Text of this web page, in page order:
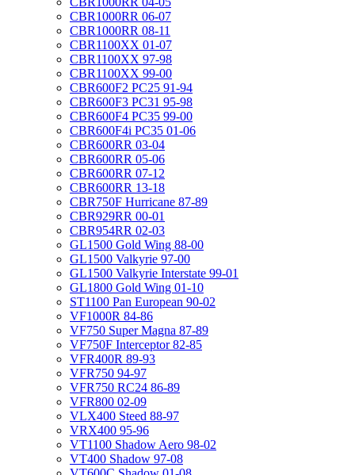
CBR1000RR 06-07
CBR1000RR 08-11
CBR1100XX 01-07
CBR1100XX 97-98
CBR1100XX 99-00
CBR600F2 PC25 91-94
CBR600F3 PC31 95-98
CBR600F4 PC35 99-00
CBR600F4i PC35 01-06
CBR600RR 03-04
CBR600RR 05-06
CBR600RR 07-12
CBR600RR 13-18
CBR750F Hurricane 87-89
CBR929RR 00-01
CBR954RR 02-03
GL1500 Gold Wing 88-00
GL1500 Valkyrie 97-00
GL1500 Valkyrie Interstate 99-01
GL1800 Gold Wing 01-10
ST1100 Pan European 90-02
VF1000R 84-86
VF750 Super Magna 87-89
VF750F Interceptor 82-85
VFR400R 89-93
VFR750 94-97
VFR750 RC24 86-89
VFR800 02-09
VLX400 Steed 88-97
VRX400 95-96
VT1100 Shadow Aero 98-02
VT400 Shadow 97-08